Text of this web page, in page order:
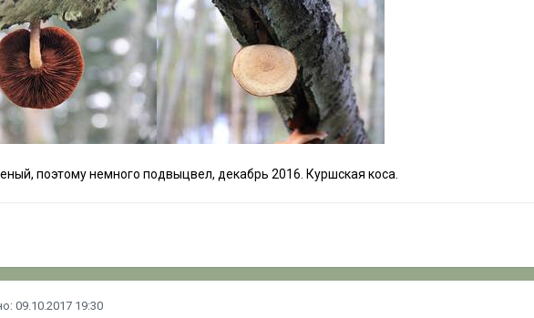
поэтому немного подвыцвел, декабрь 2016. Куршская коса.
09.10.2017 19:30